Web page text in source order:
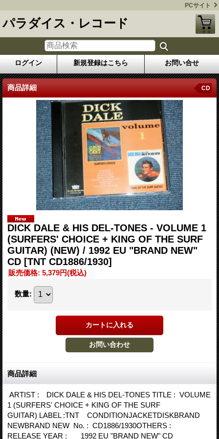
PCサイト
パラダイス・レコード
ログイン 新規登録はこちら お問い合せ
商品詳細 CD
DICK DALE & HIS DEL-TONES - VOLUME 1
(SURFERS' CHOICE + KING OF THE SURF
GUITAR) (NEW) / 1992 EU "BRAND NEW"
CD [TNT CD1886/1930]
販売価格: 5,379円(税込)
数量:
商品詳細
ARTIST : DICK DALE & HIS DEL-TONES TITLE : VOLUME
1 (SURFERS' CHOICE + KING OF THE SURF
GUITAR) LABEL :TNT CONDITIONJACKETDISKBRAND
NEWBRAND NEW No. : CD1886/1930OTHERS :
RELEASE YEAR : 1992 EU "BRAND NEW" CD